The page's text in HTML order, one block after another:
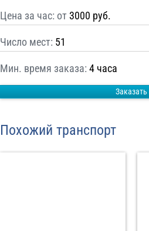
Цена за час: от 3000 руб.
Число мест: 51
Мин. время заказа: 4 часа
Заказать
Похожий транспорт